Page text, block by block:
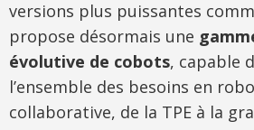
versions plus puissantes
propose désormais une
évolutive de cobots, capable
l’ensemble des besoins en
collaborative, de la TPE à la